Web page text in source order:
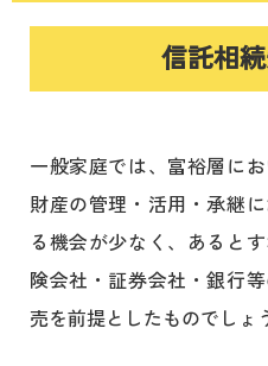
信託相
一般家庭では、富裕層に
財産の管理・活用・承継
る機会が少なく、あると
険会社・証券会社・銀行
売を前提としたものでしょ